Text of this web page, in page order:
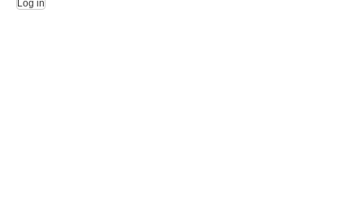
Log in